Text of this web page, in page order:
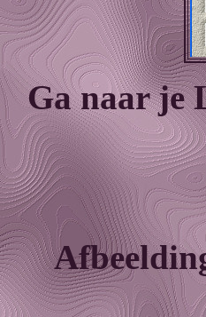
Ga naar je